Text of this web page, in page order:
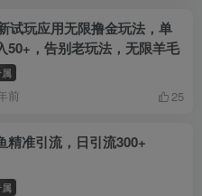
试玩应用无限撸金玩法，单
50+，告别老玩法，无限羊毛
前 25
精准引流，日引流300+